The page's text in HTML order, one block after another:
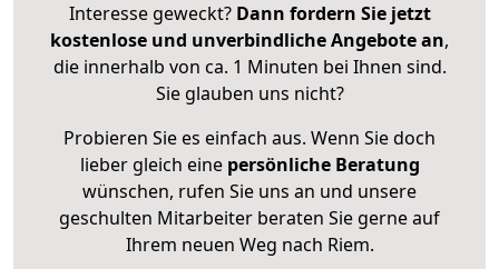
Interesse geweckt? Dann fordern Sie jetzt
kostenlose und unverbindliche Angebote an,
die innerhalb von ca. 1 Minuten bei Ihnen sind.
Sie glauben uns nicht?
Probieren Sie es einfach aus. Wenn Sie doch
lieber gleich eine persönliche Beratung
wünschen, rufen Sie uns an und unsere
geschulten Mitarbeiter beraten Sie gerne auf
Ihrem neuen Weg nach Riem.